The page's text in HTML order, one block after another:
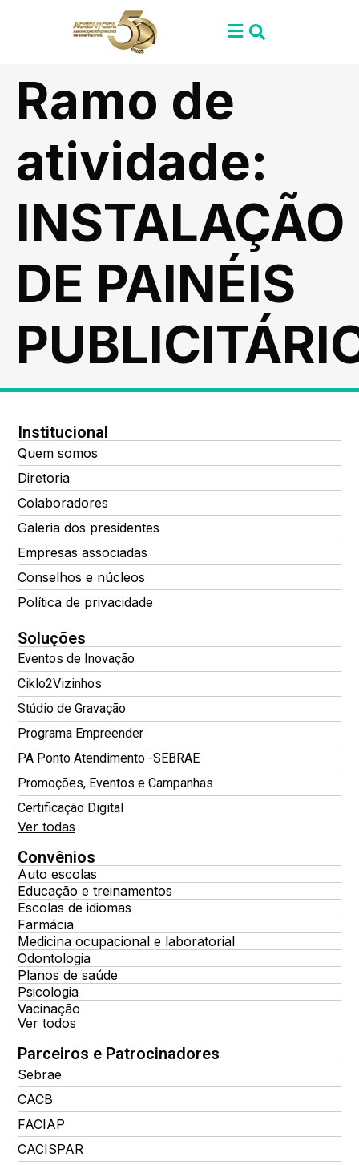
Ramo de
atividade:
INSTALAÇÃO
DE PAINÉIS
Institucional
Quem somos
Diretoria
Colaboradores
Galeria dos presidentes
Empresas associadas
Conselhos e núcleos
Política de privacidade
Soluções
Eventos de Inovação
Ciklo2Vizinhos
Stúdio de Gravação
Programa Empreender
PA Ponto Atendimento -SEBRAE
Promoções, Eventos e Campanhas
Certificação Digital
Ver todas
Convênios
Auto escolas
Educação e treinamentos
Escolas de idiomas
Farmácia
Medicina ocupacional e laboratorial
Odontologia
Planos de saúde
Psicologia
Vacinação
Ver todos
Parceiros e Patrocinadores
Sebrae
CACB
FACIAP
CACISPAR